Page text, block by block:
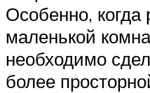
Особенно, когда
маленькой
необходимо
более